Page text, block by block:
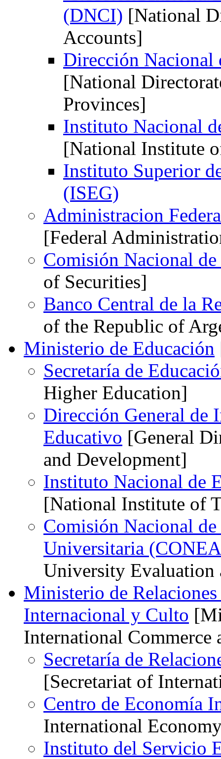
(DNCI) [National
Accounts]
Dirección Nacional
[National
Provinces]
Instituto Nacional
[National Institute
Instituto Superior
(ISEG)
Administracion
[Federal
Comisión Nacional de
of Securities]
Banco Central de la
of the Republic of
Ministerio de Educación
Secretaría de
Higher Education]
Dirección General de
Educativo [General
and Development]
Instituto Nacional de
[National Institute of
Comisión Nacional
Universitaria
University Evaluation
Ministerio de
Internacional y Culto
International Commerce
Secretaría de
[Secretariat of
Centro de Economía
International
Instituto del Servicio